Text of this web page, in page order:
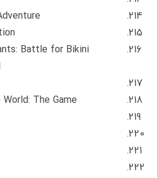
Battle for Bikini
The Game